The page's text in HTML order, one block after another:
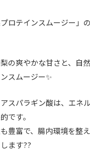
ロテインスムージー」
の爽やかな甘さと、自
スムージー✨
スパラギン酸は、エネ
です。
豊富で、腸内環境を整
ます??